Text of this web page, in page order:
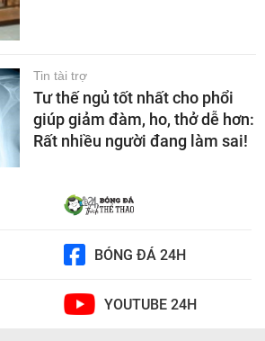
Tin tài trợ
Tư thế ngủ tốt nhất cho phổi
giúp giảm đàm, ho, thở dễ hơn:
Rất nhiều người đang làm sai!
BÓNG ĐÁ 24H
YOUTUBE 24H